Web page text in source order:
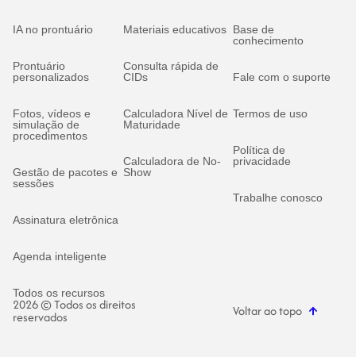
IA no prontuário
Prontuário
personalizados
Fotos, vídeos e
simulação de
procedimentos
Gestão de pacotes e
sessões
Assinatura eletrônica
Agenda inteligente
Todos os recursos
Materiais educativos
Consulta rápida de
CIDs
Calculadora Nível de
Maturidade
Calculadora de No-
Show
Base de
conhecimento
Fale com o suporte
Termos de uso
Política de
privacidade
Trabalhe conosco
2026 © Todos os direitos
reservados Voltar ao topo